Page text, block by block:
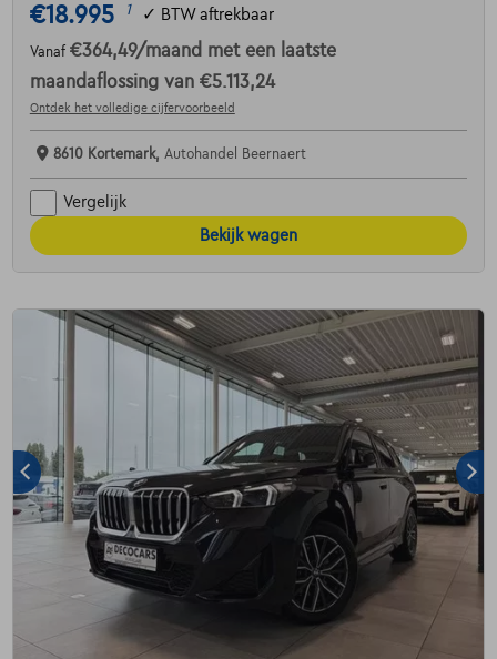
€18.995 1 ✓ BTW aftrekbaar
Vanaf €364,49/maand met een laatste
maandaflossing van €5.113,24
Ontdek het volledige cijfervoorbeeld
8610 Kortemark, Autohandel Beernaert
Vergelijk
Bekijk wagen